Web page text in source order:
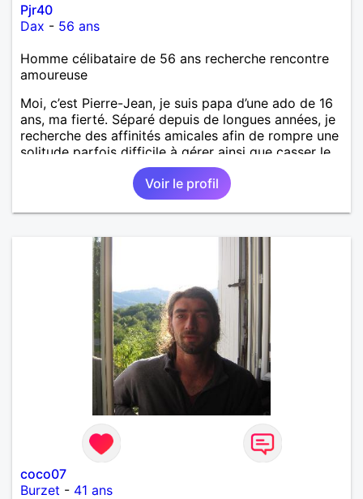
Pjr40
Dax - 56 ans
Homme célibataire de 56 ans recherche rencontre
amoureuse
Moi, c’est Pierre-Jean, je suis papa d’une ado de 16
ans, ma fierté. Séparé depuis de longues années, je
recherche des affinités amicales afin de rompre une
solitude parfois difficile à gérer ainsi que casser le
vague à l’âme. L’amitié reste extrêmement
importante à mes yeux mais peut se décliner en des
sentiments plus puissants. « Le temps fera son
œuvre » disait Arthur Schopenhauer, philosophe
autant être trop locace. Je suis bourré de qualités
avec très peu de défauts. Je suis altruiste,
bienveillant, empathique, attentionné, honnête,
respectueux, doux de caractère et compréhensif : je
laisse « glisser » beaucoup de choses. Mais ne vous
m’éprenez pas Mesdames, si une personne que
j’aime me trahit une fois, il n’y aura pas de seconde
chance et je l’effacerai à « vitam eternam ».
Néanmoins, je suis un tout petit peu maniaque ainsi
qu’impatient. J’essaye de faire des efforts. Rien de
bien dramatique ! Du moins je le pense……Je suis un
homme facile à vivre. À vous si vous le souhaitez,
d’apprendre à me connaître davantage. J’en serai
ravi….A très bientôt je l’espère.
Voir le profil
coco07
Burzet - 41 ans